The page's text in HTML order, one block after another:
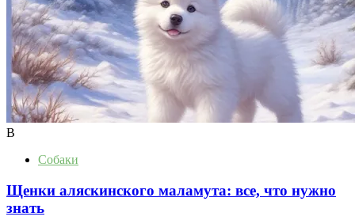
В
Собаки
Щенки аляскинского маламута: все, что нужно
знать